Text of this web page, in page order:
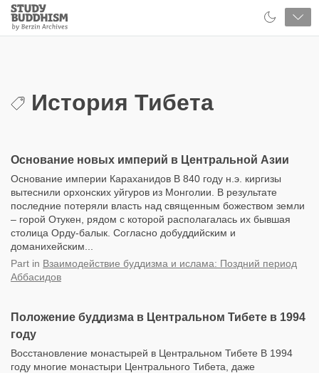
Close
Study
Buddhism
История Тибета
Основание новых империй в Центральной Азии
Основание империи Караханидов В 840 году н.э. киргизы
вытеснили орхонских уйгуров из Монголии. В результате
последние потеряли власть над священным божеством земли
– горой Отукен, рядом с которой располагалась их бывшая
столица Орду-балык. Согласно добуддийским и
доманихейским...
Part in Взаимодействие буддизма и ислама: Поздний период
Аббасидов
Положение буддизма в Центральном Тибете в 1994
году
Восстановление монастырей в Центральном Тибете В 1994
году многие монастыри Центрального Тибета, даже